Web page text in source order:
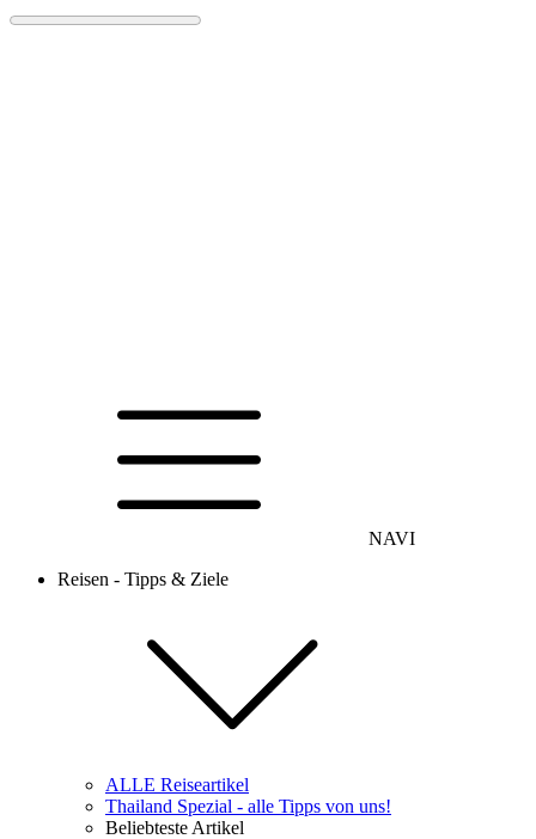
NAVI
Reisen - Tipps & Ziele
ALLE Reiseartikel
Thailand Spezial - alle Tipps von uns!
Beliebteste Artikel